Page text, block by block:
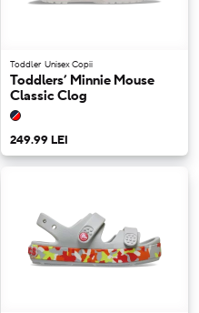
Toddler Unisex Copii
Toddlers’ Minnie Mouse
Classic Clog
249.99 LEI